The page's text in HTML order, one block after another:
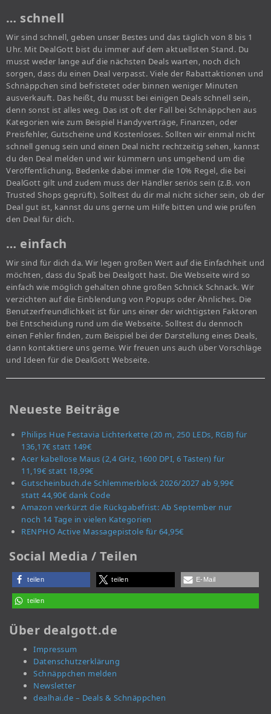
… schnell
Wir sind schnell, geben unser Bestes und das täglich von 8 bis 1
Uhr. Mit DealGott bist du immer auf dem aktuellsten Stand. Du
musst weder lange auf die nächsten Deals warten, noch dich
sorgen, dass du einen Deal verpasst. Viele der Rabattaktionen und
Schnäppchen sind befristetet oder binnen weniger Minuten
ausverkauft. Das heißt, du musst bei einigen Deals schnell sein,
denn sonst ist alles weg. Das ist oft der Fall bei Schnäppchen aus
Kategorien wie zum Beispiel Handyverträge, Finanzen, oder
Preisfehler, Gutscheine und Kostenloses. Sollten wir einmal nicht
schnell genug sein und einen Deal nicht rechtzeitig sehen, kannst
du den Deal melden und wir kümmern uns umgehend um die
Veröffentlichung. Bedenke dabei immer die 10% Regel, die bei
DealGott gilt und zudem muss der Händler seriös sein (z.B. von
Trusted Shops geprüft). Solltest du dir mal nicht sicher sein, ob der
Deal gut ist, kannst du uns gerne um Hilfe bitten und wie prüfen
den Deal für dich.
… einfach
Wir sind für dich da. Wir legen großen Wert auf die Einfachheit und
möchten, dass du Spaß bei Dealgott hast. Die Webseite wird so
einfach wie möglich gehalten ohne großen Schnick Schnack. Wir
verzichten auf die Einblendung von Popups oder Ähnliches. Die
Benutzerfreundlichkeit ist für uns einer der wichtigsten Faktoren
bei Entscheidung rund um die Webseite. Solltest du dennoch
einen Fehler finden, zum Beispiel bei der Darstellung eines Deals,
dann kontaktiere uns gerne. Wir freuen uns auch über Vorschläge
und Ideen für die DealGott Webseite.
Neueste Beiträge
Philips Hue Festavia Lichterkette (20 m, 250 LEDs, RGB) für
136,17€ statt 149€
Acer kabellose Maus (2,4 GHz, 1600 DPI, 6 Tasten) für
11,19€ statt 18,99€
Gutscheinbuch.de Schlemmerblock 2026/2027 ab 9,99€
statt 44,90€ dank Code
Amazon verkürzt die Rückgabefrist: Ab September nur
noch 14 Tage in vielen Kategorien
RENPHO Active Massagepistole für 64,95€
Social Media / Teilen
teilen teilen E-Mail
teilen
Über dealgott.de
Impressum
Datenschutzerklärung
Schnäppchen melden
Newsletter
dealhai.de – Deals & Schnäppchen